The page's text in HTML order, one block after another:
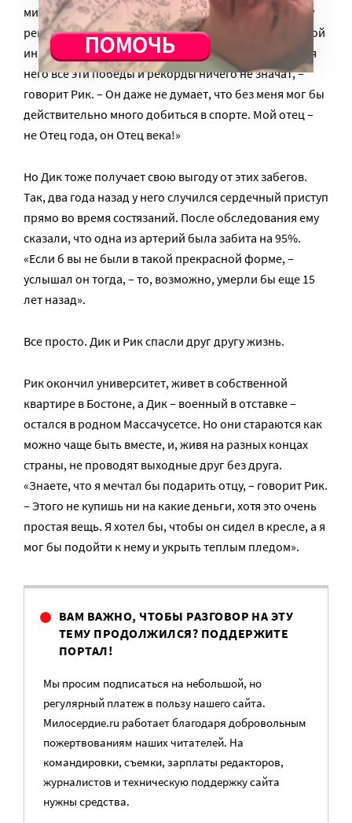
минут. «Всего» на полчаса они опоздали к мировому
рекорду. Впрочем, победитель не толкал перед собой
инвалидную коляску на протяжении всех 42 км. «Для
него все эти победы и рекорды ничего не значат, –
говорит Рик. – Он даже не думает, что без меня мог бы
действительно много добиться в спорте. Мой отец –
не Отец года, он Отец века!»
Но Дик тоже получает свою выгоду от этих забегов.
Так, два года назад у него случился сердечный приступ
прямо во время состязаний. После обследования ему
сказали, что одна из артерий была забита на 95%.
«Если б вы не были в такой прекрасной форме, –
услышал он тогда, – то, возможно, умерли бы еще 15
лет назад».
Все просто. Дик и Рик спасли друг другу жизнь.
Рик окончил университет, живет в собственной
квартире в Бостоне, а Дик – военный в отставке –
остался в родном Массачусетсе. Но они стараются как
можно чаще быть вместе, и, живя на разных концах
страны, не проводят выходные друг без друга.
«Знаете, что я мечтал бы подарить отцу, – говорит Рик.
– Этого не купишь ни на какие деньги, хотя это очень
простая вещь. Я хотел бы, чтобы он сидел в кресле, а я
мог бы подойти к нему и укрыть теплым пледом».
ВАМ ВАЖНО, ЧТОБЫ РАЗГОВОР НА ЭТУ
ТЕМУ ПРОДОЛЖИЛСЯ? ПОДДЕРЖИТЕ
ПОРТАЛ!
Мы просим подписаться на небольшой, но
регулярный платеж в пользу нашего сайта.
Милосердие.ru работает благодаря добровольным
пожертвованиям наших читателей. На
командировки, съемки, зарплаты редакторов,
журналистов и техническую поддержку сайта
нужны средства.